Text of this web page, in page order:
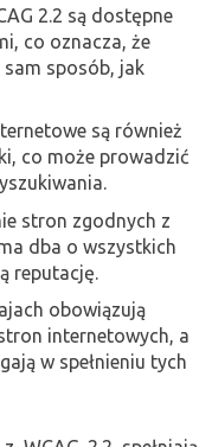
2.2 są dostępne
co oznacza, że
sposób, jak
są również
co może prowadzić
stron zgodnych z
dba o wszystkich
reputację.
obowiązują
internetowych, a
w spełnieniu tych